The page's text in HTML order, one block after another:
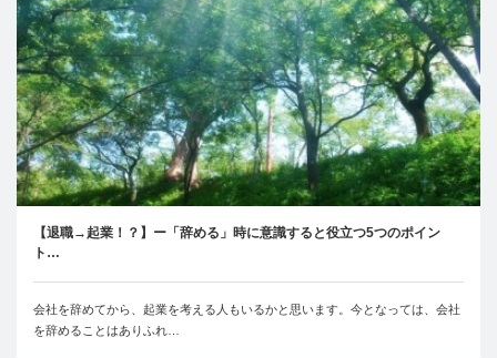
【退職→起業！？】ー「辞める」時に意識すると役立つ5つのポイン
ト…
会社を辞めてから、起業を考える人もいるかと思います。今となっては、会社
を辞めることはありふれ…